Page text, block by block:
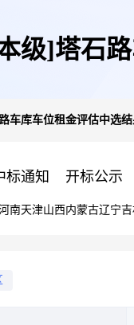
级]塔石
车库车位租金评估中选
标通知 开标公示
南天津山西内蒙古辽宁